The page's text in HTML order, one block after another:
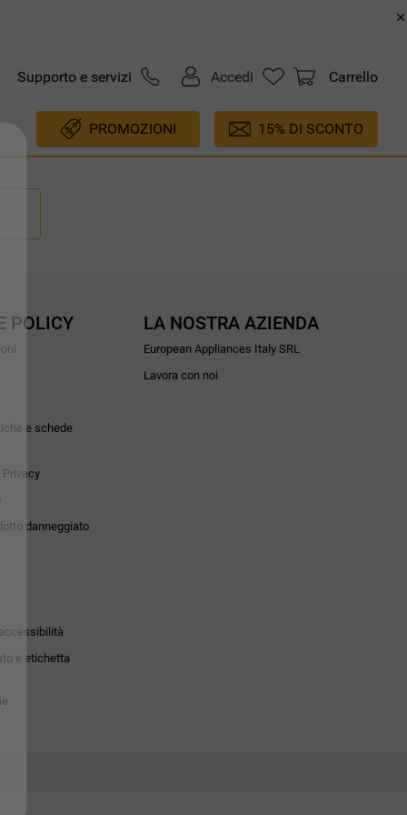
Supporto e servizi Accedi Carrello
PROMOZIONI 15% DI SCONTO
POLICY
e schede
danneggiato
e etichetta
LA NOSTRA AZIENDA
European Appliances Italy SRL
Lavora con noi